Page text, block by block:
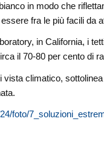
in modo che
fra le più facili da
in California, i
il 70-80 per cento di
climatico,
foto/